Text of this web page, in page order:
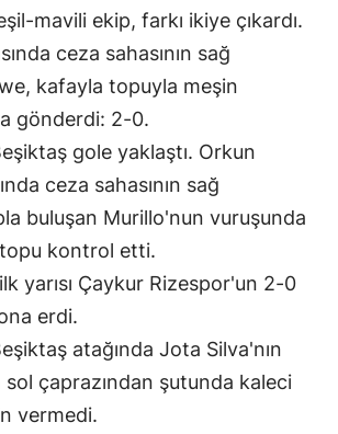
Hatay
Isparta
İstanbul
İzmir
Kastamonu
Kırklareli
mavili ekip, farkı ikiye çıkardı.
ceza sahasının sağ
kafayla topuyla meşin
gönderdi: 2-0.
gole yaklaştı. Orkun
ceza sahasının sağ
buluşan Murillo'nun vuruşunda
kontrol etti.
yarısı Çaykur Rizespor'un 2-0
erdi.
atağında Jota Silva'nın
sol çaprazından şutunda kaleci
vermedi.